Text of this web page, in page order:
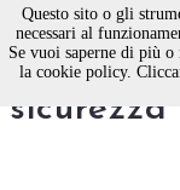
Allarme
sicurezza
Questo sito o gli
necessari al
Se vuoi saperne di più
la cookie policy.